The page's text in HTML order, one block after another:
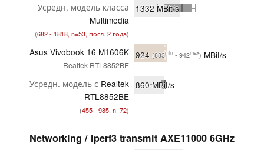
Усредн. модель класса
Multimedia
(682 - 1818, n=53, посл. 2 года)
1332 MBit/s
Asus Vivobook 16 M1606K
Realtek RTL8852BE
924 (883min - 942max) MBit/s
Усредн. модель с Realtek
RTL8852BE
(455 - 985, n=72)
860MBit/s
Networking / iperf3 transmit AXE11000 6GHz